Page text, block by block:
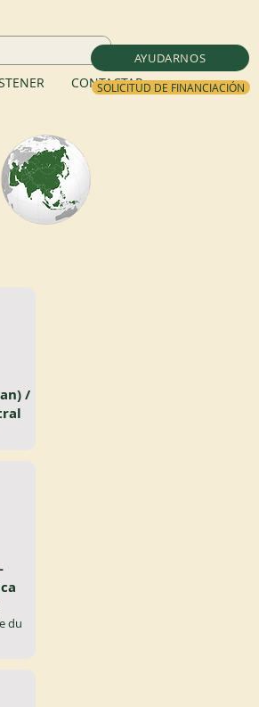
AYUDARNOS
SOLICITUD DE FINANCIACIÓN
CONTACTAR
/
du